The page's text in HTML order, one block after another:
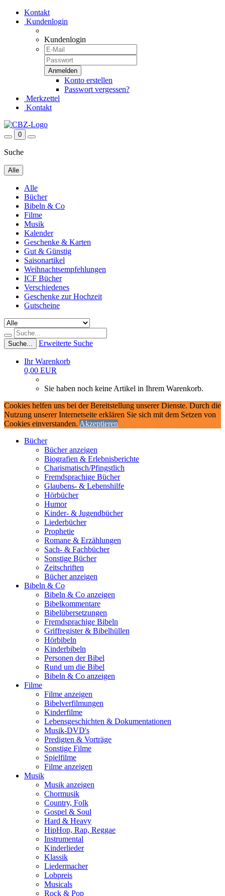
Kontakt
Kundenlogin
Kundenlogin
Konto erstellen
Passwort vergessen?
Merkzettel
Kontakt
0
Suche
Alle
Alle
Bücher
Bibeln & Co
Filme
Musik
Kalender
Geschenke & Karten
Gut & Günstig
Saisonartikel
Weihnachtsempfehlungen
ICF Bücher
Verschiedenes
Geschenke zur Hochzeit
Gutscheine
Suche... Erweiterte Suche
Ihr Warenkorb
0,00 EUR
Sie haben noch keine Artikel in Ihrem Warenkorb.
Cookies helfen uns bei der Bereitstellung unserer Dienste. Durch die
Nutzung unserer Internetseite erklären Sie sich mit dem Setzen von
Cookies einverstanden. Akzeptieren
Bücher
Bücher anzeigen
Biografien & Erlebnisberichte
Charismatisch/Pfingstlich
Fremdsprachige Bücher
Glaubens- & Lebenshilfe
Hörbücher
Humor
Kinder- & Jugendbücher
Liederbücher
Prophetie
Romane & Erzählungen
Sach- & Fachbücher
Sonstige Bücher
Zeitschriften
Bücher anzeigen
Bibeln & Co
Bibeln & Co anzeigen
Bibelkommentare
Bibelübersetzungen
Fremdsprachige Bibeln
Griffregister & Bibelhüllen
Hörbibeln
Kinderbibeln
Personen der Bibel
Rund um die Bibel
Bibeln & Co anzeigen
Filme
Filme anzeigen
Bibelverfilmungen
Kinderfilme
Lebensgeschichten & Dokumentationen
Musik-DVD's
Predigten & Vorträge
Sonstige Filme
Spielfilme
Filme anzeigen
Musik
Musik anzeigen
Chormusik
Country, Folk
Gospel & Soul
Hard & Heavy
HipHop, Rap, Reggae
Instrumental
Kinderlieder
Klassik
Liedermacher
Lobpreis
Musicals
Rock & Pop